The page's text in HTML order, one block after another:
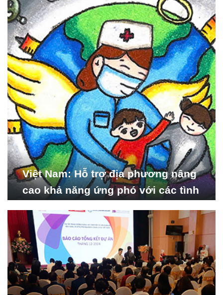
Nghiên cứu Phát triển Xã
hội_ISDS)
Việt Nam: Hỗ trợ địa phương nâng
cao khả năng ứng phó với các tình